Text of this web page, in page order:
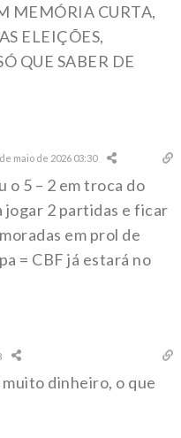
MEMÓRIA CURTA,
ELEIÇÕES,
QUE SABER DE
maio de 2026 03:30
o 5 – 2 em troca do
jogar 2 partidas e ficar
em prol de
= CBF já estará no
dinheiro, o que